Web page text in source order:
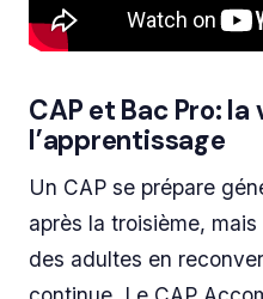
CAP et Bac Pro: la
l’apprentissage
Un CAP se prépare
après la troisième,
des adultes en